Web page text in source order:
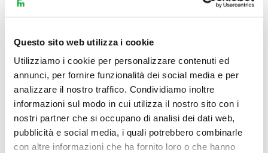
Questo sito web utilizza i cookie
Utilizziamo i cookie per personalizzare contenuti ed
annunci, per fornire funzionalità dei social media e per
analizzare il nostro traffico. Condividiamo inoltre
informazioni sul modo in cui utilizza il nostro sito con i
nostri partner che si occupano di analisi dei dati web,
pubblicità e social media, i quali potrebbero combinarle
con altre informazioni che ha fornito loro o che hanno